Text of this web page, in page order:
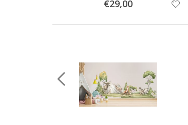
Price
€29,00